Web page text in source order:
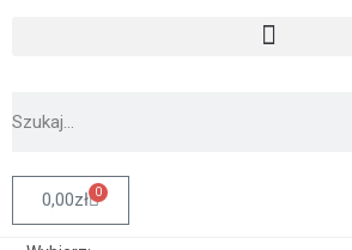
0,00zł 0